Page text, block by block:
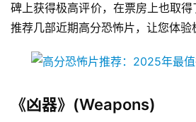
碑上获得极高评价，在票房上也取
推荐几部近期高分恐怖片，让您体验
《凶器》(Weapons)